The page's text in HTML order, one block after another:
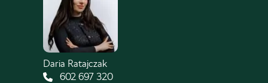
Daria Ratajczak
602 697 320